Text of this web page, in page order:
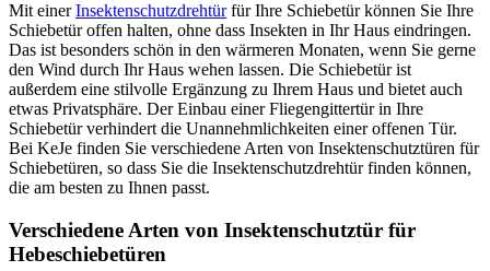
Mit einerInsektenschutzdrehtürfür Ihre Schiebetür können Sie Ihre
Schiebetür offen halten, ohne dass Insekten in Ihr Haus eindringen.
Das ist besonders schön in den wärmeren Monaten, wenn Sie gerne
den Wind durch Ihr Haus wehen lassen. Die Schiebetür ist
außerdem eine stilvolle Ergänzung zu Ihrem Haus und bietet auch
etwas Privatsphäre. Der Einbau einer Fliegengittertür in Ihre
Schiebetür verhindert die Unannehmlichkeiten einer offenen Tür.
Bei KeJe finden Sie verschiedene Arten von Insektenschutztüren für
Schiebetüren, so dass Sie die Insektenschutzdrehtür finden können,
die am besten zu Ihnen passt.
Verschiedene Arten von Insektenschutztür für
Hebeschiebetüren